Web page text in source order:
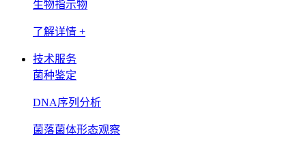
生物指示物
了解详情 +
技术服务
菌种鉴定
DNA序列分析
菌落菌体形态观察